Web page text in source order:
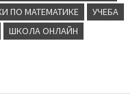
ПО МАТЕМАТИКЕ
УЧЕБА
ШКОЛА ОНЛАЙН